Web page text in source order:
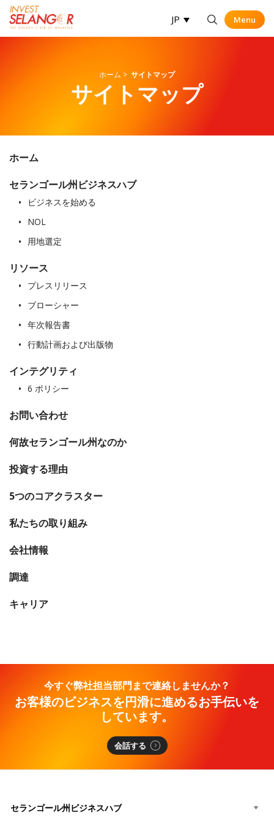
JP Menu
Menu
Looking for
ホーム > サイトマップ
サイトマップ
ホーム
セランゴール州ビジネスハブ
ビジネスを始める
NOL
用地選定
リソース
プレスリリース
ブローシャー
年次報告書
行動計画および出版物
インテグリティ
6 ポリシー
お問い合わせ
何故セランゴール州なのか
投資する理由
5つのコアクラスター
私たちの取り組み
会社情報
調達
キャリア
今すぐ弊社担当部門まで連絡しませんか？
お客様のビジネスを円滑に進めるお手伝いを
しています。
会話する
セランゴール州ビジネスハブ